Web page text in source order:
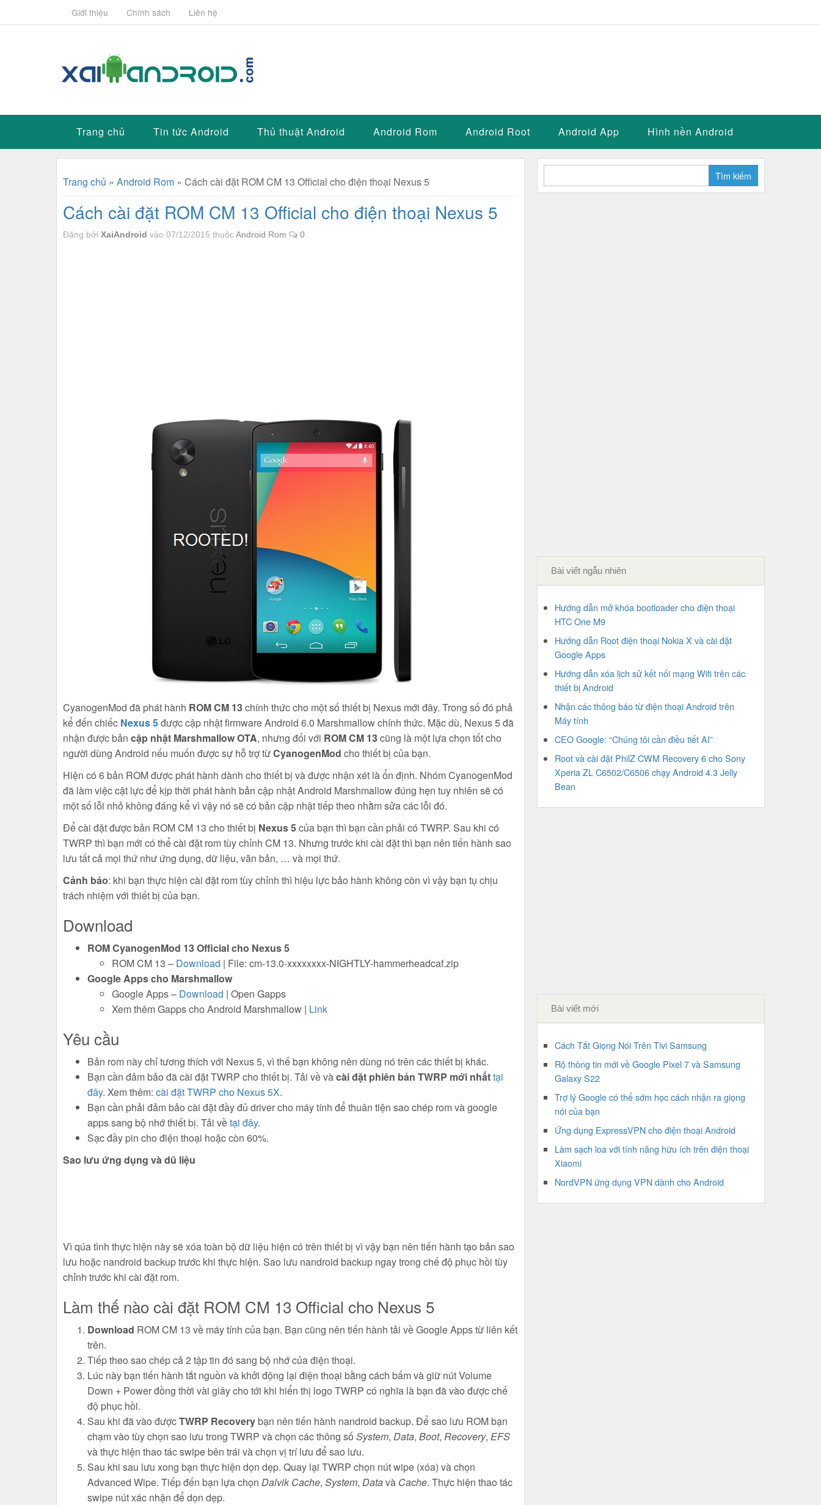
Giới thiệu Chính sách Liên hệ
Trang chủ Tin tức Android Thủ thuật Android Android Rom Android Root Android App Hình nền Android
Trang chủ » Android Rom » Cách cài đặt ROM CM 13 Official cho điện thoại Nexus 5
Cách cài đặt ROM CM 13 Official cho điện thoại Nexus 5
Đăng bởi XaiAndroid vào 07/12/2015 thuộcAndroid Rom 0
CyanogenMod đã phát hành ROM CM 13chính thức cho một số thiết bị Nexus mới đây. Trong số đó phả
kể đến chiếc Nexus 5được cập nhật firmware Android 6.0 Marshmallow chính thức. Mặc dù, Nexus 5 đã
nhận được bản cập nhật Marshmallow OTA, nhưng đối với ROM CM 13cũng là một lựa chọn tốt cho
người dùng Android nếu muốn được sự hỗ trợ từCyanogenMod cho thiết bị của bạn.
Hiện có 6 bản ROM được phát hành dành cho thiết bị và được nhận xét là ổn định. Nhóm CyanogenMod
đã làm việc cật lực để kịp thời phát hành bản cập nhật Android Marshmallow đúng hẹn tuy nhiên sẽ có
một số lỗi nhỏ không đáng kể vì vậy nó sẽ có bản cập nhật tiếp theo nhằm sửa các lỗi đó.
Để cài đặt được bản ROM CM 13 cho thiết bị Nexus 5của bạn thì bạn cần phải có TWRP. Sau khi có
TWRP thì bạn mới có thể cài đặt rom tùy chỉnh CM 13. Nhưng trước khi cài đặt thì bạn nên tiến hành sao
lưu tất cả mọi thứ như ứng dụng, dữ liệu, văn bản, … và mọi thứ.
Cảnh báo: khi bạn thực hiện cài đặt rom tùy chỉnh thì hiệu lực bảo hành không còn vì vậy bạn tụ chịu
trách nhiệm với thiết bị của bạn.
Download
ROM CyanogenMod 13 Official cho Nexus 5
ROM CM 13 – Download | File: cm-13.0-xxxxxxxx-NIGHTLY-hammerheadcaf.zip
Google Apps cho Marshmallow
Google Apps – Download | Open Gapps
Xem thêm Gapps cho Android Marshmallow | Link
Yêu cầu
Bản rom này chỉ tương thích với Nexus 5, vì thế bạn không nên dùng nó trên các thiết bị khác.
Bạn cần đảm bảo đã cài đặt TWRP cho thiết bị. Tải về vàcài đặt phiên bản TWRP mới nhấttại
đây. Xem thêm: cài đặt TWRP cho Nexus 5X.
Bạn cần phải đảm bảo cài đặt đầy đủ driver cho máy tính để thuân tiện sao chép rom và google
apps sang bộ nhớ thiết bị. Tải vềtại đây.
Sạc đầy pin cho điện thoại hoặc còn 60%.
Sao lưu ứng dụng và dũ liệu
Vì qúa tình thực hiện này sẽ xóa toàn bộ dữ liệu hiện có trên thiết bị vì vậy bạn nên tiến hành tạo bản sao
lưu hoặc nandroid backup trước khi thực hiện. Sao lưu nandroid backup ngay trong chế độ phục hồi tùy
chỉnh trước khi cài đặt rom.
Làm thế nào cài đặt ROM CM 13 Official cho Nexus 5
Download ROM CM 13 về máy tính của bạn. Bạn cũng nên tiến hành tải về Google Apps từ liên kết
trên.
Tiếp theo sao chép cả 2 tập tin đó sang bộ nhớ của điện thoại.
Lúc này bạn tiến hành tắt nguồn và khởi động lại điện thoại bằng cách bấm và giữ nút Volume
Down + Power đồng thời vài giây cho tới khi hiển thị logo TWRP có nghĩa là bạn đã vào được chế
độ phục hồi.
Sau khi đã vào đượcTWRP Recoverybạn nên tiến hành nandroid backup. Để sao lưu ROM bạn
chạm vào tùy chọn sao lưu trong TWRP và chọn các thông số System, Data, Boot, Recovery, EFS
và thực hiện thao tác swipe bên trái và chọn vị trí lưu để sao lưu.
Sau khi sau lưu xong bạn thực hiện dọn dẹp. Quay lại TWRP chọn nút wipe (xóa) và chọn
Advanced Wipe. Tiếp đến bạn lựa chọn Dalvik Cache, System, Datavà Cache. Thực hiện thao tác
swipe nút xác nhận để dọn dẹp.
Bài viết ngẫu nhiên
Hướng dẫn mở khóa bootloader cho điện thoại
HTC One M9
Hướng dẫn Root điện thoại Nokia X và cài đặt
Google Apps
Hướng dẫn xóa lịch sử kết nối mạng Wifi trên các
thiết bị Android
Nhận các thông báo từ điện thoại Android trên
Máy tính
CEO Google: “Chúng tôi cần điều tiết AI”
Root và cài đặt PhilZ CWM Recovery 6 cho Sony
Xperia ZL C6502/C6506 chạy Android 4.3 Jelly
Bean
Bài viết mới
Cách Tắt Giọng Nói Trên Tivi Samsung
Rộ thông tin mới về Google Pixel 7 và Samsung
Galaxy S22
Trợ lý Google có thể sớm học cách nhận ra giọng
nói của bạn
Ứng dụng ExpressVPN cho điện thoại Android
Làm sạch loa với tính năng hữu ích trên điện thoại
Xiaomi
NordVPN ứng dụng VPN dành cho Android